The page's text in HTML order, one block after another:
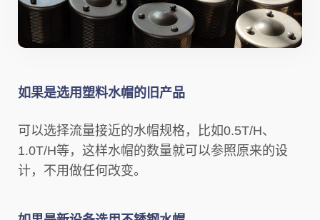
如果是选用塑料水帽的 旧产品
可以选择流量接近的水帽规格，比如0.5T/H、
1.0T/H等，这样水帽的数量就可以参照原来的设
计，不用做任何改变。